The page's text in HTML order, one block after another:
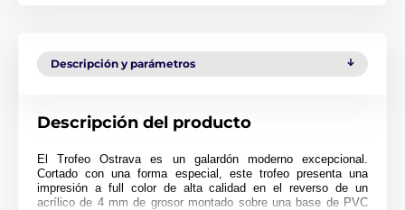
Descripción y parámetros
Descripción del producto
El Trofeo Ostrava es un galardón moderno excepcional.
Cortado con una forma especial, este trofeo presenta una
impresión a full color de alta calidad en el reverso de un
acrílico de 4 mm de grosor montado sobre una base de PVC